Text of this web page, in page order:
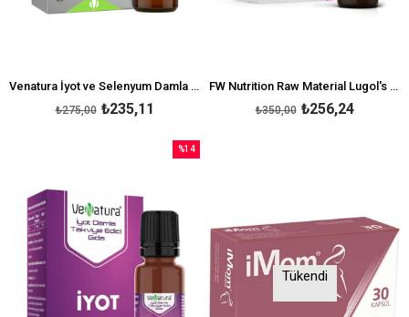
Venatura İyot ve Selenyum Damla 30 ml
₺235,11
₺275,00
FW Nutrition Raw Material Lugol's Solution Iyot %2 Damla 30 ml
₺256,24
₺350,00
%14
Tükendi